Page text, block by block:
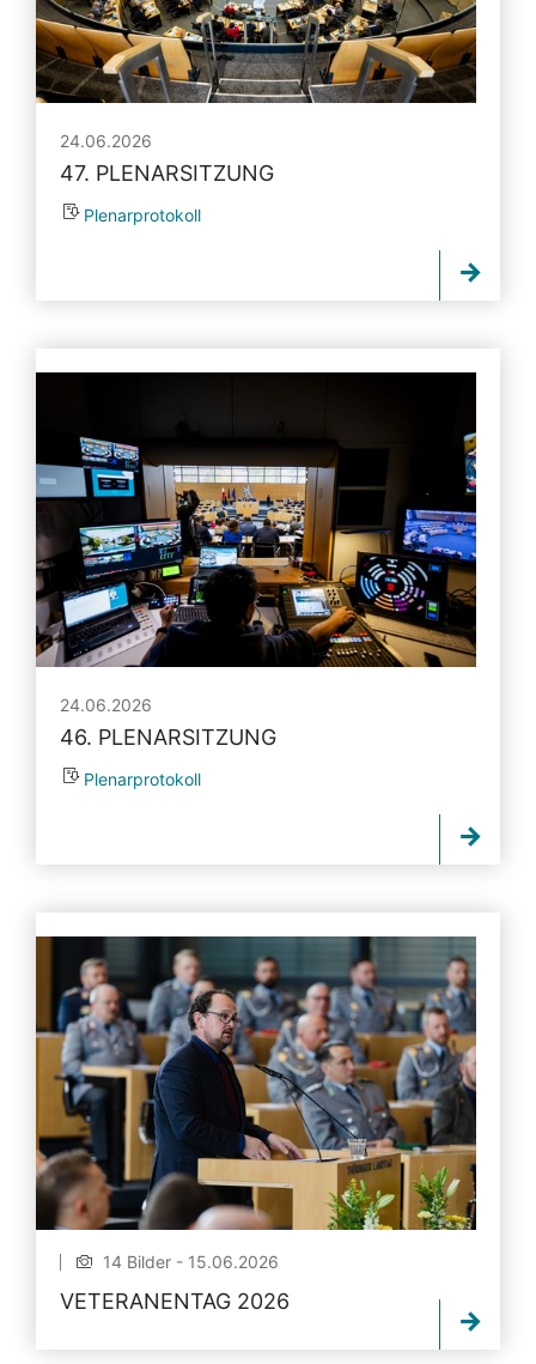
24.06.2026
47. PLENARSITZUNG
Plenarprotokoll
24.06.2026
46. PLENARSITZUNG
Plenarprotokoll
14 Bilder - 15.06.2026
VETERANENTAG 2026